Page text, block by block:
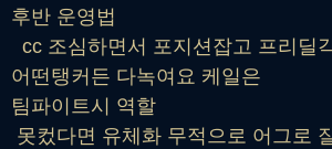
후반 운영법
cc 조심하면서 포지션잡고 프리딜
어떤탱커든 다녹여요 케일은
팀파이트시 역할
못컸다면 유체화 무적으로 어그로